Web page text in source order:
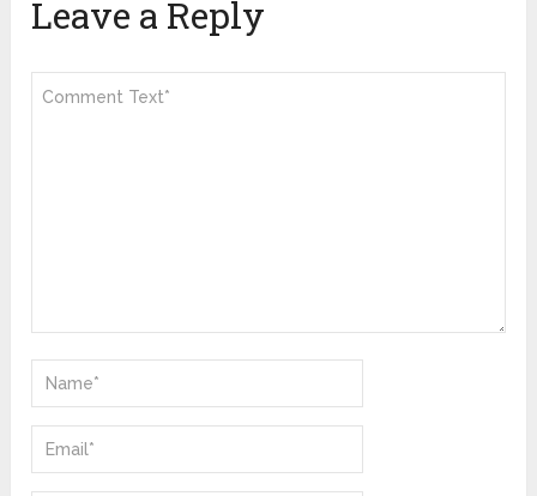
Leave a Reply